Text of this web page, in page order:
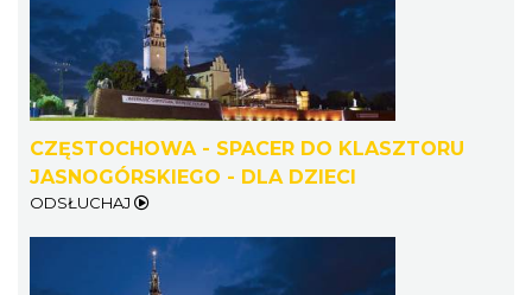
CZĘSTOCHOWA - SPACER DO KLASZTORU
JASNOGÓRSKIEGO - DLA DZIECI
ODSŁUCHAJ